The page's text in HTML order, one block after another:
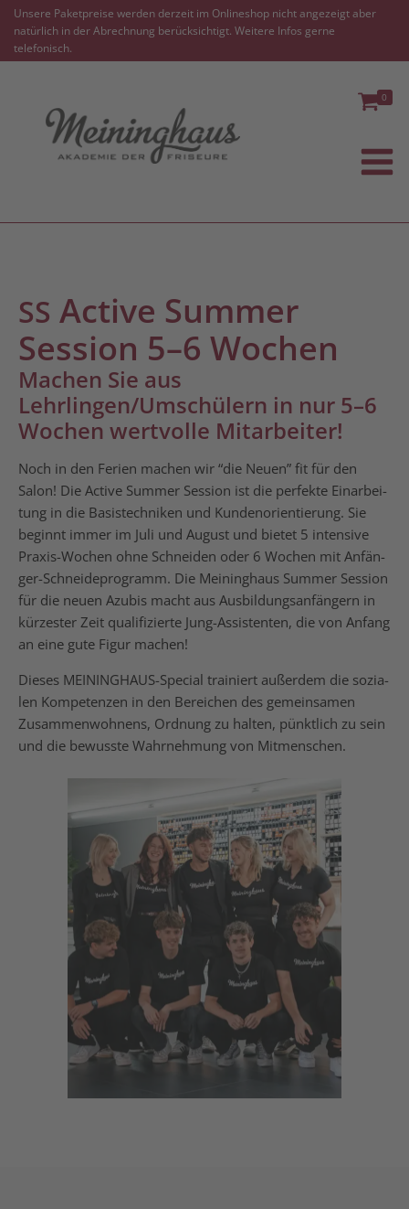
Unsere Paketpreise werden derzeit im Onlineshop nicht angezeigt aber
natürlich in der Abrechnung berücksichtigt. Weitere Infos gerne
telefonisch.
0
SS Active Summer
Session 5–6 Wochen
Machen Sie aus
Lehrlingen/Umschülern in nur 5–6
Wochen wertvolle Mitarbeiter!
Noch in den Feri­en machen wir “die Neu­en” fit für den
Salon! Die Acti­ve Sum­mer Ses­si­on ist die per­fek­te Ein­ar­bei­
tung in die Basis­tech­ni­ken und Kun­den­ori­en­tie­rung. Sie
beginnt immer im Juli und August und bie­tet 5 inten­si­ve
Pra­xis-Wochen ohne Schnei­den oder 6 Wochen mit Anfän­
ger-Schnei­de­pro­gramm. Die Mei­ning­haus Sum­mer Ses­si­on
für die neu­en Azu­bis macht aus Aus­bil­dungs­an­fän­gern in
kür­ze­ster Zeit qua­li­fi­zier­te Jung-Assi­sten­ten, die von Anfang
an eine gute Figur machen!
Die­ses MEI­NING­HAUS-Spe­cial trai­niert außer­dem die sozia­
len Kom­pe­ten­zen in den Berei­chen des gemein­sa­men
Zusam­men­woh­nens, Ord­nung zu hal­ten, pünkt­lich zu sein
und die bewuss­te Wahr­neh­mung von Mitmenschen.